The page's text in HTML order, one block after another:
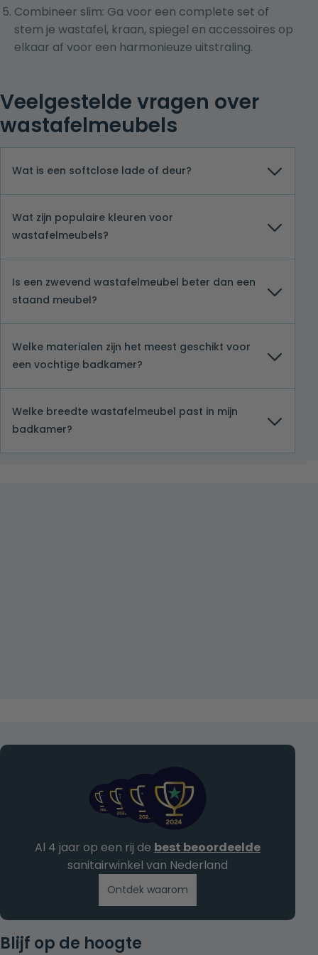
Combineer slim: Ga voor een complete set of
stem je wastafel, kraan, spiegel en accessoires op
elkaar af voor een harmonieuze uitstraling.
Veelgestelde vragen over
wastafelmeubels
Wat is een softclose lade of deur?
Wat zijn populaire kleuren voor
wastafelmeubels?
Is een zwevend wastafelmeubel beter dan een
staand meubel?
Welke materialen zijn het meest geschikt voor
een vochtige badkamer?
Welke breedte wastafelmeubel past in mijn
badkamer?
Blijf op de hoogte
Al 4 jaar op een rij de best beoordeelde
sanitairwinkel van Nederland
Ontdek waarom